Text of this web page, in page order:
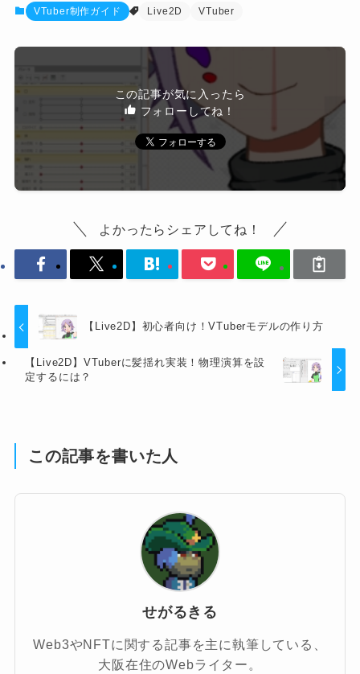
VTuber制作ガイド Live2D VTuber
この記事が気に入ったら
フォローしてね！
よかったらシェアしてね！
【Live2D】初心者向け！VTuberモデルの作り方
【Live2D】VTuberに髪揺れ実装！物理演算を設
定するには？
この記事を書いた人
せがるきる
Web3やNFTに関する記事を主に執筆している、
大阪在住のWebライター。